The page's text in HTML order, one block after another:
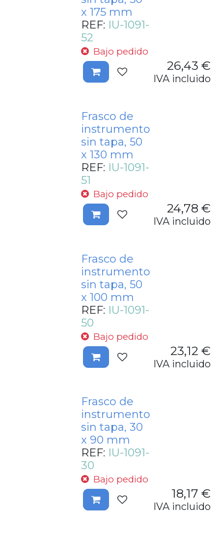
x 175 mm
REF: IU-1091-
52
Bajo pedido
26,43 €
IVA incluido
Frasco de
instrumento
sin tapa, 50
x 130 mm
REF: IU-1091-
51
Bajo pedido
24,78 €
IVA incluido
Frasco de
instrumento
sin tapa, 50
x 100 mm
REF: IU-1091-
50
Bajo pedido
23,12 €
IVA incluido
Frasco de
instrumento
sin tapa, 30
x 90 mm
REF: IU-1091-
30
Bajo pedido
18,17 €
IVA incluido